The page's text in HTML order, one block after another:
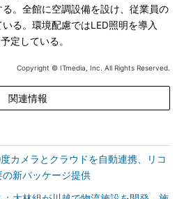
。全館に空調設備を設け、従業員の
る。環境配慮ではLED照明を導入
定している。
Copyright © ITmedia, Inc. All Rights Reserved.
関連情報
カメラとクラウドを自動連携、リコ
新パッケージ提供